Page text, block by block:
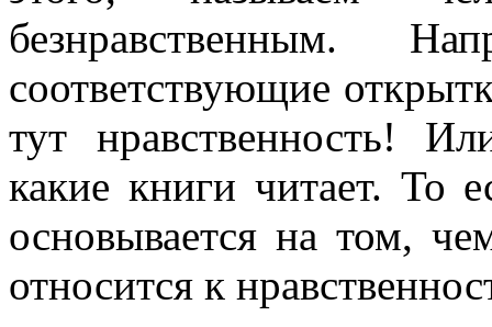
безнравственным.
соответствующие
тут нравственность!
какие книги читает. То
основывается на том,
относится к